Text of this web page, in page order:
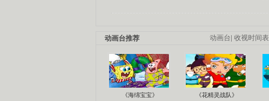
动画台| 收视时间表
动画台推荐
《海绵宝宝》 《花精灵战队》